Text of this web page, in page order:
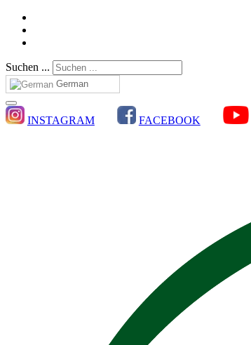
Suchen ...
German
INSTAGRAM FACEBOOK